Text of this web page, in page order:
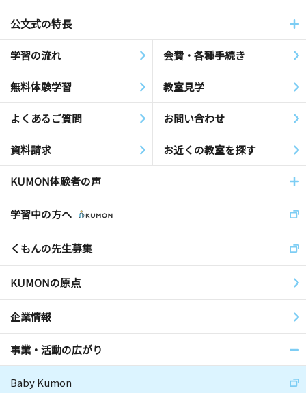
公文式の特長
学習の流れ 会費・各種手続き
無料体験学習 教室見学
よくあるご質問 お問い合わせ
資料請求 お近くの教室を探す
KUMON体験者の声
学習中の方へ
くもんの先生募集
KUMONの原点
企業情報
事業・活動の広がり
Baby Kumon